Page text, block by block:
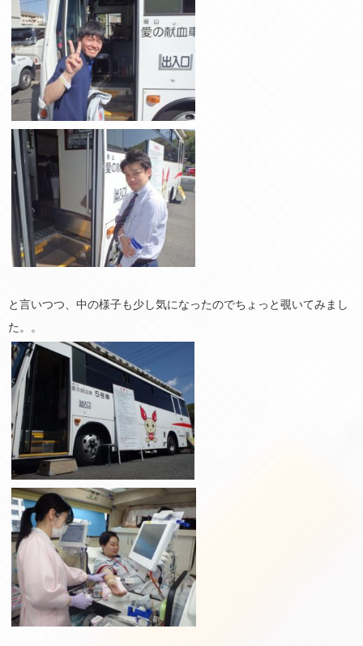
と言いつつ、中の様子も少し気になったのでちょっと覗いてみまし
た。。